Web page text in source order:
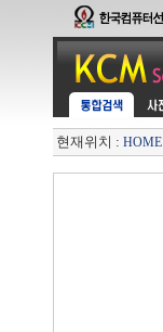
현재위치 : HOME